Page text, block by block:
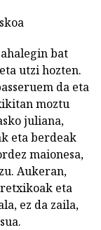
bat
utzi hozten.
da eta
moztu
juliana,
eta berdeak
maionesa,
Aukeran,
eta
ez da zaila,